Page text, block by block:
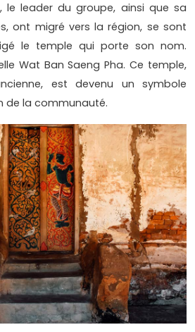
le leader du groupe, ainsi que sa
ont migré vers la région, se sont
le temple qui porte son nom.
Wat Ban Saeng Pha. Ce temple,
est devenu un symbole
de la communauté.